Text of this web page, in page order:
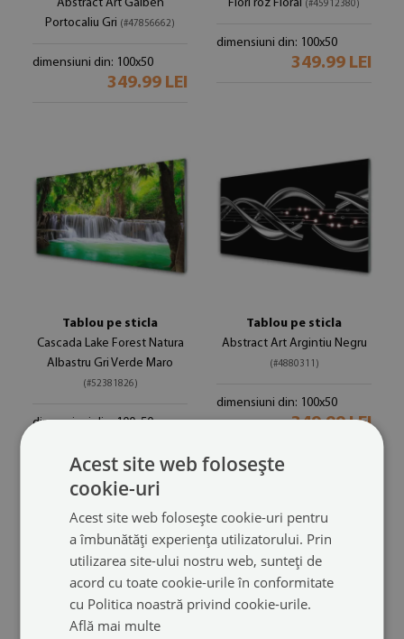
Abstract Art Galben
Portocaliu Gri (#47856662)
dimensiuni din: 100x50
349.99 LEI
Flori roz Floral (#45912380)
dimensiuni din: 100x50
349.99 LEI
Tablou pe sticla
Cascada Lake Forest Natura
Albastru Gri Verde Maro
(#52381826)
dimensiuni din: 100x50
Tablou pe sticla
Abstract Art Argintiu Negru
(#4880311)
dimensiuni din: 100x50
349.99 LEI
Acest site web folosește
cookie-uri
Acest site web folosește cookie-uri pentru
a îmbunătăți experiența utilizatorului. Prin
utilizarea site-ului nostru web, sunteți de
acord cu toate cookie-urile în conformitate
cu Politica noastră privind cookie-urile.
Află mai multe